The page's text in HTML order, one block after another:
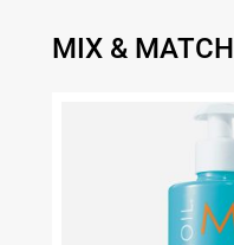
MIX & MATCH